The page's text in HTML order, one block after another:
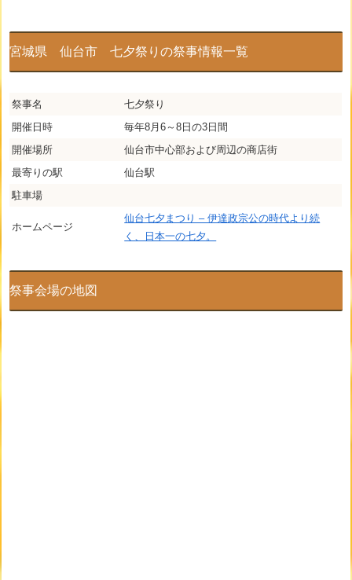
宮城県 仙台市 七夕祭りの祭事情報一覧
祭事名
七夕祭り
開催日時
毎年8月6～8日の3日間
開催場所
仙台市中心部および周辺の商店街
最寄りの駅
仙台駅
駐車場
ホームページ
仙台七夕まつり – 伊達政宗公の時代より続
く、日本一の七夕。
祭事会場の地図